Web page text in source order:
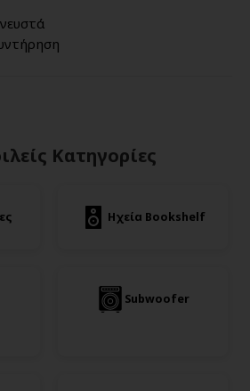
Κατηγορίες
Ηχεία Bookshelf
Subwoofer